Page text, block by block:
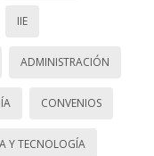
IIE
ADMINISTRACIÓN
CONVENIOS
Y TECNOLOGÍA